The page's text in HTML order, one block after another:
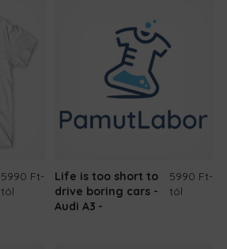
5990 Ft-
tól
Life is too short to
drive boring cars -
Audi A3
5990 Ft-
tól